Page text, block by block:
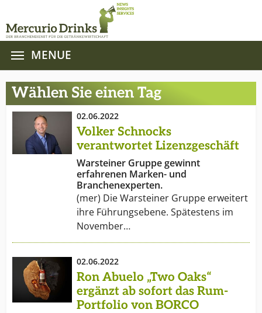
MENUE
Wählen Sie einen Tag
02.06.2022
Volker Schnocks
verantwortet Lizenzgeschäft
Warsteiner Gruppe gewinnt
erfahrenen Marken- und
Branchenexperten.
(mer) Die Warsteiner Gruppe erweitert
ihre Führungsebene. Spätestens im
November…
02.06.2022
Ron Abuelo „Two Oaks“
ergänzt ab sofort das Rum-
Portfolio von BORCO